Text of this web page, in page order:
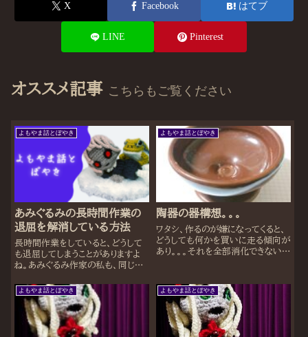
X Facebook はてブ
LINE Pinterest
オススメ記事 こちらもご覧ください
よもやま話とぼやき
あみぐるみの長時間作業の
退屈を解消している方法
長時間作業をしていると、どうして
も退屈してしまうことがありますよ
ね。あみぐるみ作家の私も、同じ悩
た方法でその退屈を解消していま
す。あみぐるみを作りながら、8時間
とか普通に作業していると、なんだ
かんだで飽きてく...
よもやま話とぼやき
陶器の器構想。。。
ワタシ、作るのが嫌になってくると、
どうしても何かを買いに走る傾向が
あり。。。それを全部消化できないま
はコチラ。この、陶器の器・・・まとめ
て買うと安い！ってことで、なんか
まとめて...
よもやま話とぼやき よもやま話とぼやき